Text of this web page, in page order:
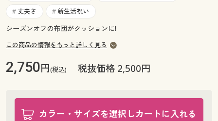
サポート
ご利用ガイド
よくある質問とお問い合わせ
ご利用ガイド
よくある質問とお問い合わせ
# 丈夫さ # 新生活祝い
シーズンオフの布団がクッションに!
この商品の情報をもっと詳しく見る
2,750円(税込) 税抜価格 2,500円
カラー・サイズを選択しカートに入れる